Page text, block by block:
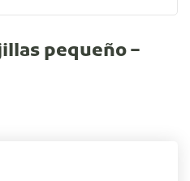
pequeño –